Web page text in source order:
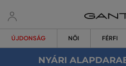
ÚJDONSÁG NŐI FÉRFI
NYÁRI